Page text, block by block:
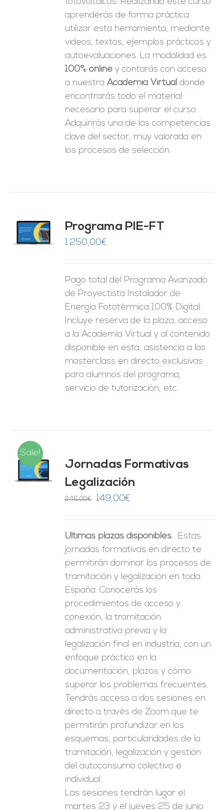
aprenderás de forma práctica
utilizar esta herramienta, mediante
videos, textos, ejemplos prácticos y
autoevaluaciones. La modalidad es
100% online y contarás con acceso
a nuestraAcademia Virtual donde
encontrarás todo el material
necesario para superar el curso.
Adquirirás una de las competencias
clave del sector, muy valorada en
los procesos de selección.
Programa PIE-FT
1.250,00€
Pago total del Programa Avanzado
de Proyectista Instalador de
Energía Fototérmica 100% Digital.
Incluye reserva de la plaza, acceso
a la Academia Virtual y al contenido
disponible en esta, asistencia a las
masterclass en directo exclusivas
para alumnos del programa,
servicio de tutorización, etc.
Sale!
Jornadas Formativas
Legalización
246,00€
El
era:
246,00€.
149,00€
es:
149,00€.
Últimas plazas disponibles. Estas
jornadas formativas en directo te
permitirán dominar los procesos de
tramitación y legalización en toda
España. Conocerás los
procedimientos de acceso y
conexión, la tramitación
administrativa previa y la
legalización final en industria, con un
enfoque práctico en la
documentación, plazos y cómo
superar los problemas frecuentes.
Tendrás acceso a dos sesiones en
directo a través de Zoom que te
permitirán profundizar en los
esquemas, particularidades de la
tramitación, legalización y gestión
del autoconsumo colectivo e
individual.
Las sesiones tendrán lugar el
martes 23 y el jueves 25 de junio